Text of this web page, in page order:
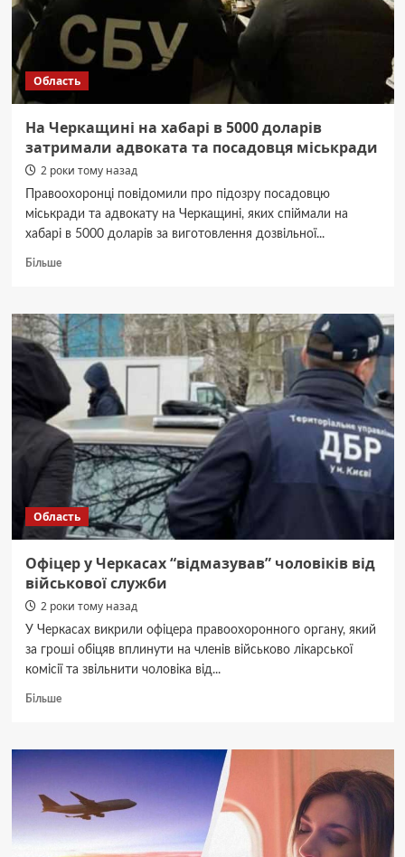
Область
На Черкащині на хабарі в 5000 доларів
затримали адвоката та посадовця міськради
2 роки тому назад
Правоохоронці повідомили про підозру посадовцю
міськради та адвокату на Черкащині, яких спіймали на
хабарі в 5000 доларів за виготовлення дозвільної...
БільшеДокладніше
Черкащині
на
хабарі
в
5000
доларів
затримали
адвоката
та
посадовця
міськради
Область
Офіцер у Черкасах “відмазував” чоловіків від
військової служби
2 роки тому назад
У Черкасах викрили офіцера правоохоронного органу, який
за гроші обіцяв вплинути на членів військово лікарської
комісії та звільнити чоловіка від...
БільшеДокладніше
у
чоловіків
від
військової
служби